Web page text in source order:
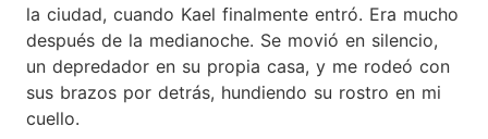
la ciudad, cuando Kael finalmente entró. Era mucho
después de la medianoche. Se movió en silencio,
un depredador en su propia casa, y me rodeó con
sus brazos por detrás, hundiendo su rostro en mi
cuello.